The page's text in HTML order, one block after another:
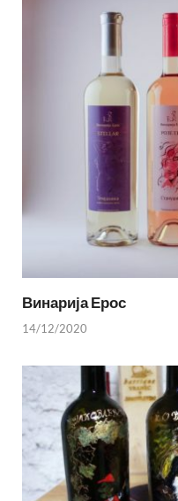
Винарија Ерос
14/12/2020